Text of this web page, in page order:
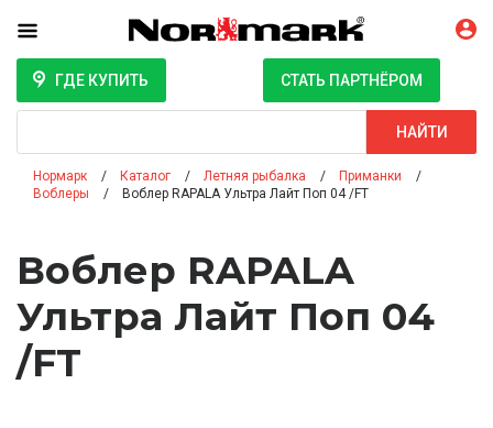
ГДЕ КУПИТЬ СТАТЬ ПАРТНЁРОМ
НАЙТИ
Нормарк Каталог Летняя рыбалка
Приманки
Воблеры
Воблер RAPALA Ультра Лайт Поп 04 /FT
Воблер RAPALA
Ультра Лайт Поп 04
/FT